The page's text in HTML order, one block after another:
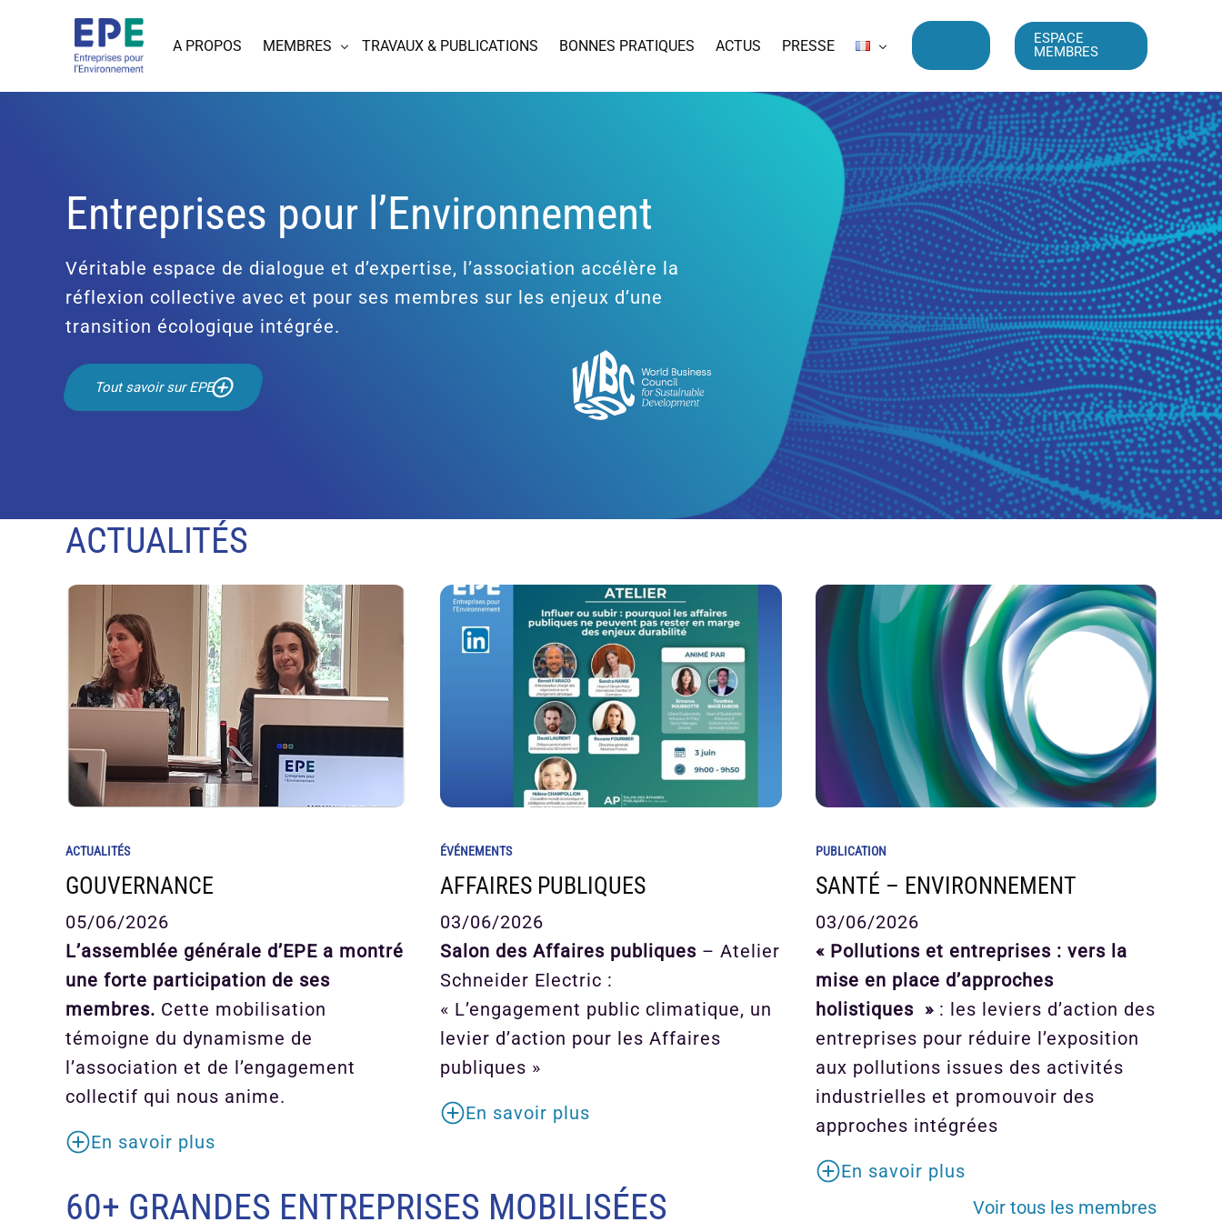
A PROPOS MEMBRES TRAVAUX & PUBLICATIONS BONNES PRATIQUES ACTUS PRESSE
ESPACE
MEMBRES
Entreprises pour l’Environnement
Véritable espace de dialogue et d’expertise, l’association accélère la
réflexion collective avec et pour ses membres sur les enjeux d’une
transition écologique intégrée.
Tout savoir sur EPE
ACTUALITÉS
ACTUALITÉS
GOUVERNANCE
05/06/2026
L’assemblée générale d’EPE a montré
une forte participation de ses
membres. Cette mobilisation
témoigne du dynamisme de
l’association et de l’engagement
collectif qui nous anime.
En savoir plus
ÉVÉNEMENTS
AFFAIRES PUBLIQUES
03/06/2026
Salon des Affaires publiques – Atelier
Schneider Electric :
« L’engagement public climatique, un
levier d’action pour les Affaires
publiques »
En savoir plus
PUBLICATION
SANTÉ – ENVIRONNEMENT
03/06/2026
« Pollutions et entreprises : vers la
mise en place d’approches
holistiques »: les leviers d’action des
entreprises pour réduire l’exposition
aux pollutions issues des activités
industrielles et promouvoir des
approches intégrées
En savoir plus
60+ GRANDES ENTREPRISES MOBILISÉES Voir tous les membres